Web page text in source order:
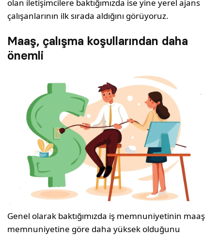
olan iletişimcilere baktığımızda ise yine yerel ajans
çalışanlarının ilk sırada aldığını görüyoruz.
Maaş, çalışma koşullarından daha
önemli
Genel olarak baktığımızda iş memnuniyetinin maaş
memnuniyetine göre daha yüksek olduğunu